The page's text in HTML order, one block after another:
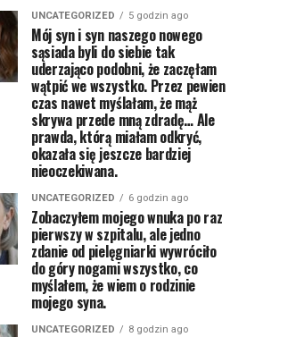
UNCATEGORIZED 5 godzin ago
Mój syn i syn naszego nowego
sąsiada byli do siebie tak
uderzająco podobni, że zaczęłam
wątpić we wszystko. Przez pewien
czas nawet myślałam, że mąż
skrywa przede mną zdradę… Ale
prawda, którą miałam odkryć,
okazała się jeszcze bardziej
nieoczekiwana.
UNCATEGORIZED 6 godzin ago
Zobaczyłem mojego wnuka po raz
pierwszy w szpitalu, ale jedno
zdanie od pielęgniarki wywróciło
do góry nogami wszystko, co
myślałem, że wiem o rodzinie
mojego syna.
UNCATEGORIZED 8 godzin ago